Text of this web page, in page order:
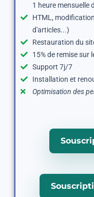
1 heure mensuelle
HTML,
d'articles...)
Restauration du
15% de remise sur
Support 7j/7
Installation et
Optimisation des